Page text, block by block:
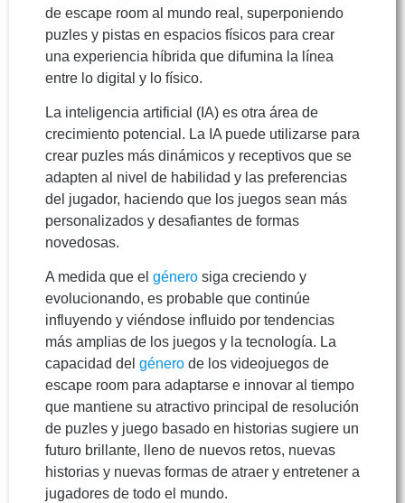
de escape room al mundo real, superponiendo
puzles y pistas en espacios físicos para crear
una experiencia híbrida que difumina la línea
entre lo digital y lo físico.
La inteligencia artificial (IA) es otra área de
crecimiento potencial. La IA puede utilizarse para
crear puzles más dinámicos y receptivos que se
adapten al nivel de habilidad y las preferencias
del jugador, haciendo que los juegos sean más
personalizados y desafiantes de formas
novedosas.
A medida que el género siga creciendo y
evolucionando, es probable que continúe
influyendo y viéndose influido por tendencias
más amplias de los juegos y la tecnología. La
capacidad del género de los videojuegos de
escape room para adaptarse e innovar al tiempo
que mantiene su atractivo principal de resolución
de puzles y juego basado en historias sugiere un
futuro brillante, lleno de nuevos retos, nuevas
historias y nuevas formas de atraer y entretener a
jugadores de todo el mundo.